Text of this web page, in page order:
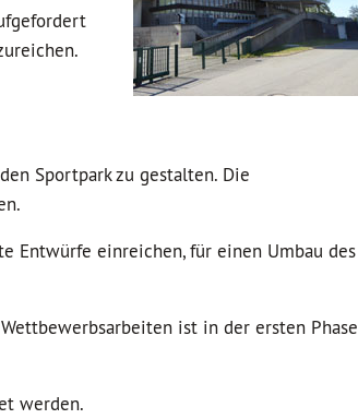
Sportpark zu gestalten. Die
Entwürfe einreichen, für einen Umbau des
ist in der ersten Phase
werden.